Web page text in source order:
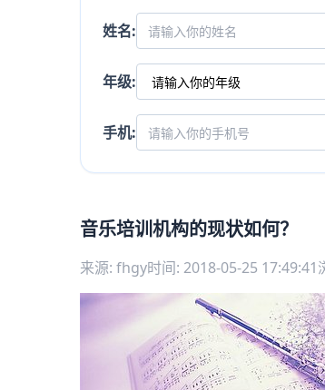
姓名:
年级:
手机:
音乐培训机构的现状如何？
来源: fhgy时间: 2018-05-25 17:49:41